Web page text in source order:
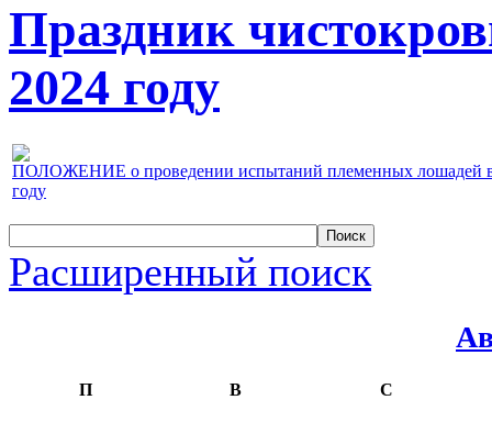
Праздник
2024 году
ПОЛОЖЕНИЕ о проведении испытаний племенных лошадей
году
Расширенный поиск
П В С